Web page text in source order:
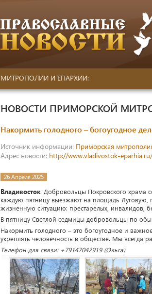
МИТРОПОЛИИ И ЕПАРХИИ:
НОВОСТИ ПРИМОРСКОЙ
Накормить голодного – богоугодное
Источник информации: Приморская
Адрес новости: http://www.vladivostok-
26 Апреля 2025
Владивосток. Добровольцы Покровского храма
каждую пятницу выезжают на площадь Луговую,
жизненную ситуацию: престарелых, инвалидов,
В пятницу Светлой седмицы добровольцы по
Накормить голодного – это богоугодное и
укреплять человечность в обществе. Мы
Телефон для связи: +79147042919 (Ольга)